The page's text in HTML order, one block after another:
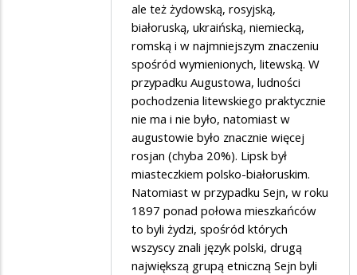
ale też żydowską, rosyjską,
białoruską, ukraińską, niemiecką,
romską i w najmniejszym znaczeniu
spośród wymienionych, litewską. W
przypadku Augustowa, ludności
pochodzenia litewskiego praktycznie
nie ma i nie było, natomiast w
augustowie było znacznie więcej
rosjan (chyba 20%). Lipsk był
miasteczkiem polsko-białoruskim.
Natomiast w przypadku Sejn, w roku
1897 ponad połowa mieszkańców
to byli żydzi, spośród których
wszyscy znali język polski, drugą
największą grupą etniczną Sejn byli